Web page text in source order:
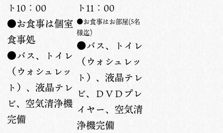
ト10：00
●お食事は個室
食事処
●バス、トイレ
（ウォシュレッ
ト）、液晶テレ
ビ、空気清浄機
完備
ト11：00
●お食事はお部屋(5名
様迄)
●バス、トイレ
（ウォシュレッ
ト）、液晶テレ
ビ、ＤＶＤプレ
イヤー、空気清
浄機完備